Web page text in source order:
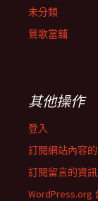
未分類
鶯歌當舖
其他操作
登入
訂閱網站內容
訂閱留言的資
WordPress.org